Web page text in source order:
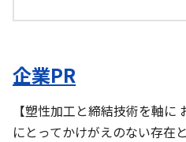
企業PR
【塑性加工と締結技術を軸
にとってかけがえのない存在